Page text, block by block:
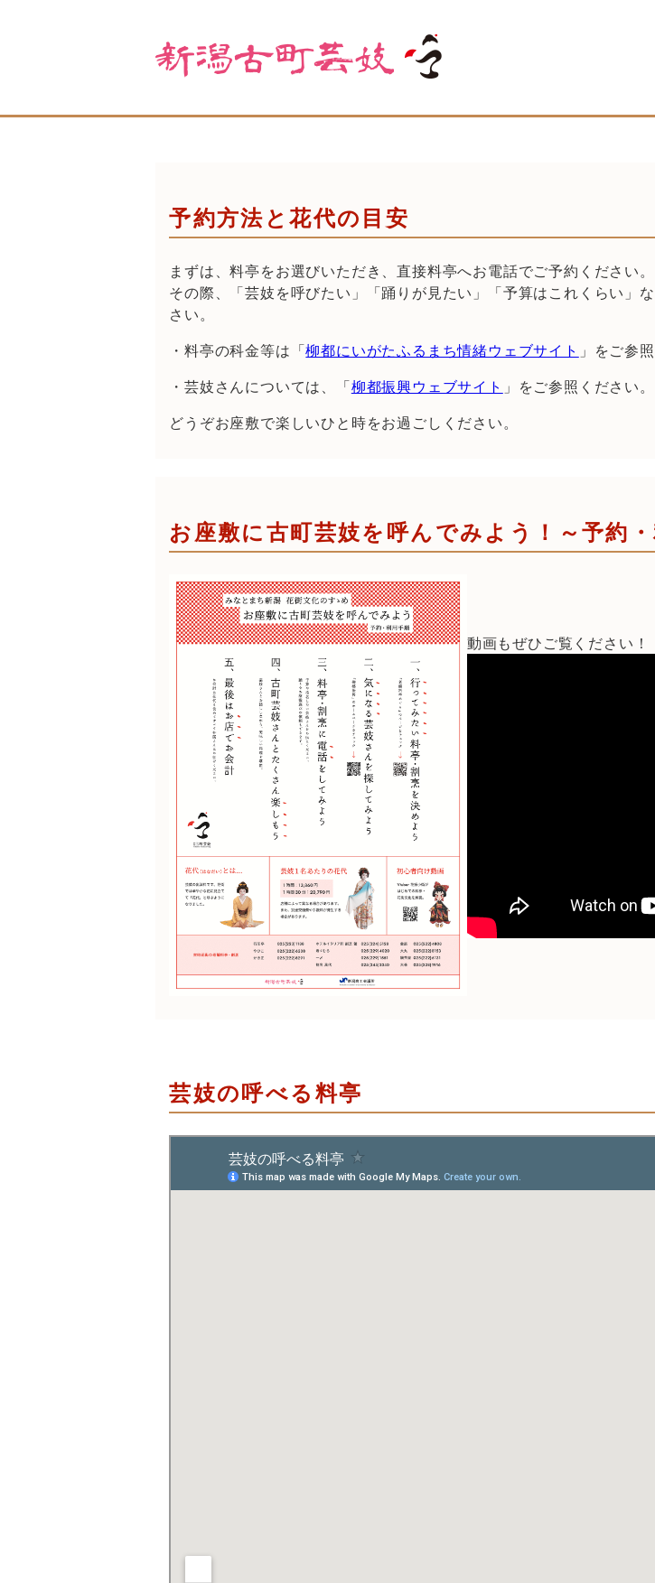
予約方法と花代の目安
まずは、料亭をお選びいただき、直接料亭へお電話でご予約ください。
その際、「芸妓を呼びたい」「踊りが見たい」「予算はこれくらい」
さい。
・料亭の科金等は「柳都にいがたふるまち情緒ウェブサイト 」をご参
・芸妓さんについては、「柳都振興ウェブサイト 」をご参照ください。
どうぞお座敷で楽しいひと時をお過ごしください。
お座敷に古町芸妓を呼んでみよう！～予約・
動画もぜひご覧ください！
芸妓の呼べる料亭